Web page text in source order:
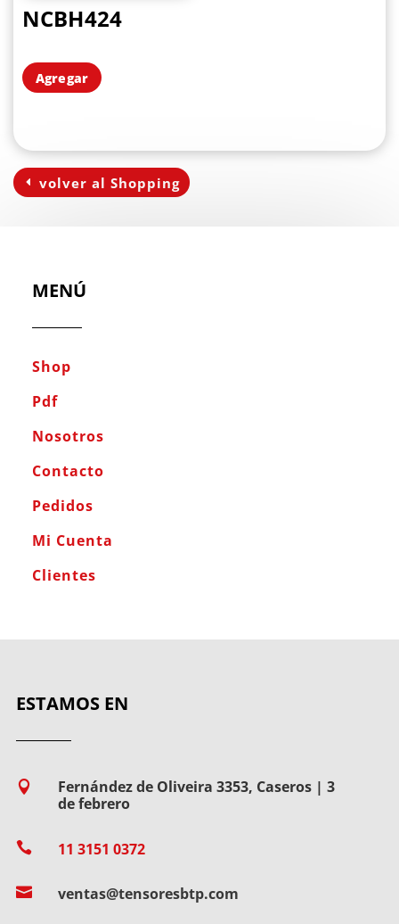
NCBH424
Agregar
volver al Shopping
MENÚ
Shop
Pdf
Nosotros
Contacto
Pedidos
Mi Cuenta
Clientes
ESTAMOS EN

Fernández de Oliveira 3353, Caseros | 3
de febrero
 11 3151 0372
 ventas@tensoresbtp.com